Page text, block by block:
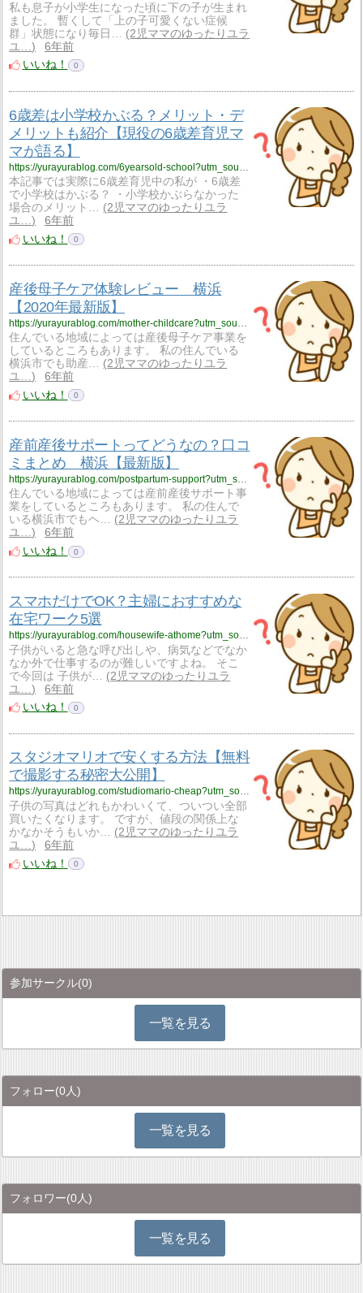
私も息子が小学生になった頃に下の子が生まれ
ました。 暫くして「上の子可愛くない症候
群」状態になり毎日…
2児ママのゆったりユラ
ユ…
6年前
いいね！
0
6歳差は小学校かぶる？メリット・デ
メリットも紹介【現役の6歳差育児マ
マが語る】
本記事では実際に6歳差育児中の私が ・6歳差
で小学校はかぶる？ ・小学校かぶらなかった
場合のメリット…
2児ママのゆったりユラ
ユ…
6年前
いいね！
0
産後母子ケア体験レビュー 横浜
【2020年最新版】
住んでいる地域によっては産後母子ケア事業を
しているところもあります。 私の住んでいる
横浜市でも助産…
2児ママのゆったりユラ
ユ…
6年前
いいね！
0
産前産後サポートってどうなの？口コ
ミまとめ 横浜【最新版】
https://yurayurablog.com/postpartum-support?utm_source=rss&utm_medium=rss&utm_campaign=postpartum-support
住んでいる地域によっては産前産後サポート事
業をしているところもあります。 私の住んで
いる横浜市でもヘ…
2児ママのゆったりユラ
ユ…
6年前
いいね！
0
スマホだけでOK？主婦におすすめな
在宅ワーク5選
https://yurayurablog.com/housewife-athome?utm_source=rss&utm_medium=rss&utm_campaign=housewife-athome
子供がいると急な呼び出しや、病気などでなか
なか外で仕事するのが難しいですよね。 そこ
で今回は 子供が…
2児ママのゆったりユラ
ユ…
6年前
いいね！
0
スタジオマリオで安くする方法【無料
で撮影する秘密大公開】
https://yurayurablog.com/studiomario-cheap?utm_source=rss&utm_medium=rss&utm_campaign=studiomario-cheap
子供の写真はどれもかわいくて、ついつい全部
買いたくなります。 ですが、値段の関係上な
かなかそうもいか…
2児ママのゆったりユラ
ユ…
6年前
いいね！
0
参加サークル(0)
一覧を見る
フォロー(0人)
一覧を見る
フォロワー(0人)
一覧を見る